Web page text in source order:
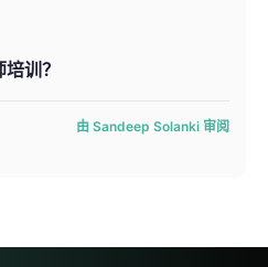
训？
由 Sandeep Solanki 审阅